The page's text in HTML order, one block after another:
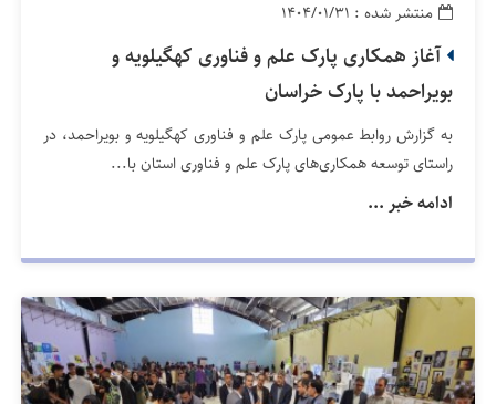
منتشر شده : ۱۴۰۴/۰۱/۳۱
آغاز همکاری پارک علم و فناوری کهگیلویه و
بویراحمد با پارک خراسان
به گزارش روابط عمومی پارک علم و فناوری کهگیلویه و بویراحمد، در
راستای توسعه همکاری‌های پارک علم و فناوری استان با...
ادامه خبر ...